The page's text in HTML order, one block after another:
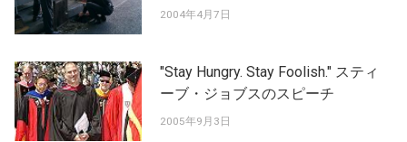
2004年4月7日
"Stay Hungry. Stay Foolish." スティ
ーブ・ジョブスのスピーチ
2005年9月3日